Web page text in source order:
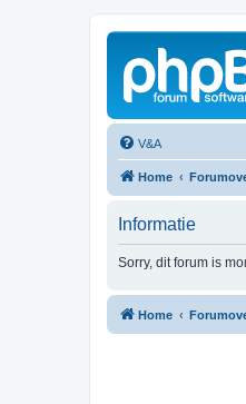
V&A
Home
Informatie
Sorry, dit forum is
Home